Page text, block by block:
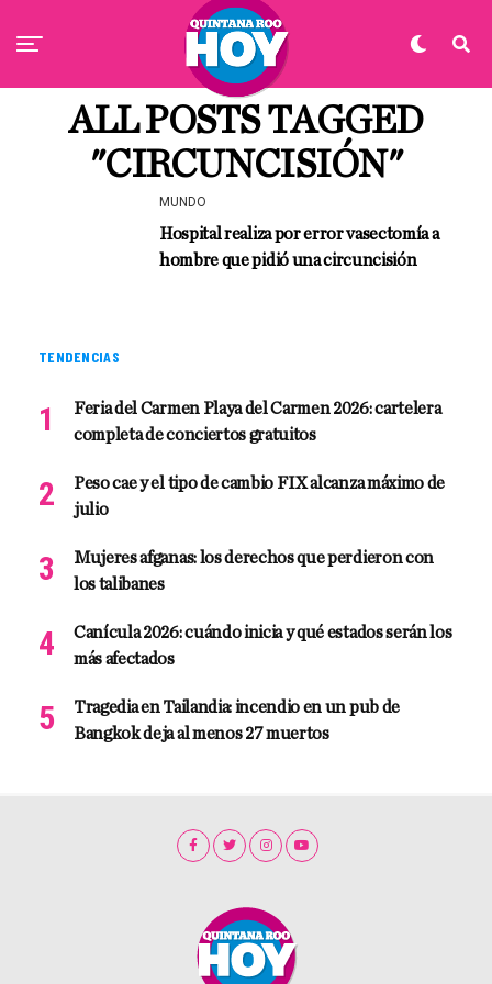
ALL POSTS TAGGED
"CIRCUNCISIÓN"
MUNDO
Hospital realiza por error vasectomía a
hombre que pidió una circuncisión
TENDENCIAS
Feria del Carmen Playa del Carmen 2026: cartelera
completa de conciertos gratuitos
Peso cae y el tipo de cambio FIX alcanza máximo de
julio
Mujeres afganas: los derechos que perdieron con
los talibanes
Canícula 2026: cuándo inicia y qué estados serán los
más afectados
Tragedia en Tailandia: incendio en un pub de
Bangkok deja al menos 27 muertos